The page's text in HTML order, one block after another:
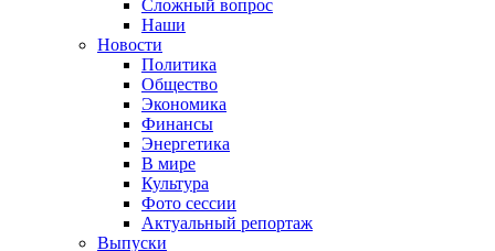
Сложный вопрос
Наши
Новости
Политика
Общество
Экономика
Финансы
Энергетика
В мире
Культура
Фото сессии
Актуальный репортаж
Выпуски